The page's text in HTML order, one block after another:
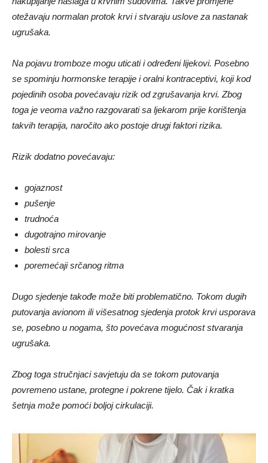
otežavaju normalan protok krvi i stvaraju uslove za nastanak
ugrušaka.
Na pojavu tromboze mogu uticati i određeni lijekovi. Posebno
se spominju hormonske terapije i oralni kontraceptivi, koji kod
pojedinih osoba povećavaju rizik od zgrušavanja krvi. Zbog
toga je veoma važno razgovarati sa ljekarom prije korištenja
takvih terapija, naročito ako postoje drugi faktori rizika.
Rizik dodatno povećavaju:
gojaznost
pušenje
trudnoća
dugotrajno mirovanje
bolesti srca
poremećaji srčanog ritma
Dugo sjedenje takođe može biti problematično. Tokom dugih
putovanja avionom ili višesatnog sjedenja protok krvi usporava
se, posebno u nogama, što povećava mogućnost stvaranja
ugrušaka.
Zbog toga stručnjaci savjetuju da se tokom putovanja
povremeno ustane, protegne i pokrene tijelo. Čak i kratka
šetnja može pomoći boljoj cirkulaciji.